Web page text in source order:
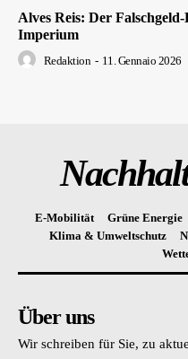
Alves Reis: Der
Imperium
Redaktion - 11. Gennaio 2026
E-Mobilität Grüne Energie
Klima & Umweltschutz
Über uns
Wir schreiben für Sie, zu